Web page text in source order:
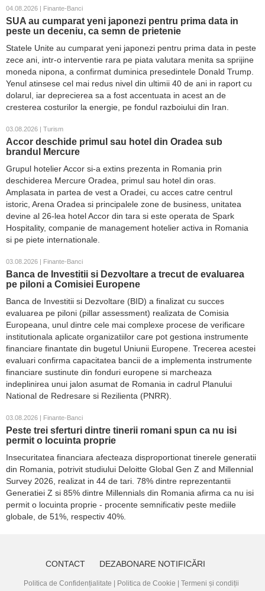
04.08.2026 | Finante-Banci
SUA au cumparat yeni japonezi pentru prima data in
peste un deceniu, ca semn de prietenie
Statele Unite au cumparat yeni japonezi pentru prima data in peste
zece ani, intr-o interventie rara pe piata valutara menita sa sprijine
moneda nipona, a confirmat duminica presedintele Donald Trump.
Yenul atinsese cel mai redus nivel din ultimii 40 de ani in raport cu
dolarul, iar deprecierea sa a fost accentuata in acest an de
cresterea costurilor la energie, pe fondul razboiului din Iran.
03.08.2026 | Turism
Accor deschide primul sau hotel din Oradea sub
brandul Mercure
Grupul hotelier Accor si-a extins prezenta in Romania prin
deschiderea Mercure Oradea, primul sau hotel din oras.
Amplasata in partea de vest a Oradei, cu acces catre centrul
istoric, Arena Oradea si principalele zone de business, unitatea
devine al 26-lea hotel Accor din tara si este operata de Spark
Hospitality, companie de management hotelier activa in Romania
si pe piete internationale.
03.08.2026 | Finante-Banci
Banca de Investitii si Dezvoltare a trecut de evaluarea
pe piloni a Comisiei Europene
Banca de Investitii si Dezvoltare (BID) a finalizat cu succes
evaluarea pe piloni (pillar assessment) realizata de Comisia
Europeana, unul dintre cele mai complexe procese de verificare
institutionala aplicate organizatiilor care pot gestiona instrumente
financiare finantate din bugetul Uniunii Europene. Trecerea acestei
evaluari confirma capacitatea bancii de a implementa instrumente
financiare sustinute din fonduri europene si marcheaza
indeplinirea unui jalon asumat de Romania in cadrul Planului
National de Redresare si Rezilienta (PNRR).
03.08.2026 | Finante-Banci
Peste trei sferturi dintre tinerii romani spun ca nu isi
permit o locuinta proprie
Insecuritatea financiara afecteaza disproportionat tinerele generatii
din Romania, potrivit studiului Deloitte Global Gen Z and Millennial
Survey 2026, realizat in 44 de tari. 78% dintre reprezentantii
Generatiei Z si 85% dintre Millennials din Romania afirma ca nu isi
permit o locuinta proprie - procente semnificativ peste mediile
globale, de 51%, respectiv 40%.
CONTACT DEZABONARE NOTIFICĂRI
Politica de Confidențialitate Politica de Cookie Termeni și condiții